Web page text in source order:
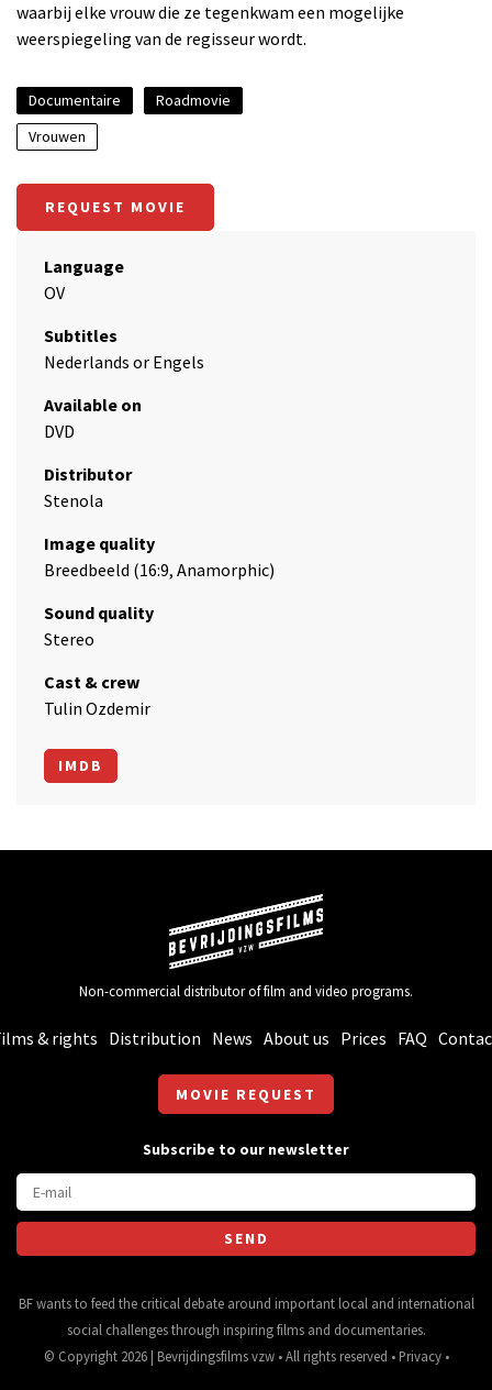
waarbij elke vrouw die ze tegenkwam een ​​mogelijke
weerspiegeling van de regisseur wordt.
Documentaire
Roadmovie
Vrouwen
REQUEST MOVIE
Language
OV
Subtitles
Nederlands or Engels
Available on
DVD
Distributor
Stenola
Image quality
Breedbeeld (16:9, Anamorphic)
Sound quality
Stereo
Cast & crew
Tulin Ozdemir
IMDB
Non-commercial distributor of film and video programs.
& rights Distribution News About us Prices FAQ
MOVIE REQUEST
Subscribe to our newsletter
BF wants to feed the critical debate around important local and international
social challenges through inspiring films and documentaries.
© Copyright 2026 | Bevrijdingsfilms vzw • All rights reserved • Privacy•